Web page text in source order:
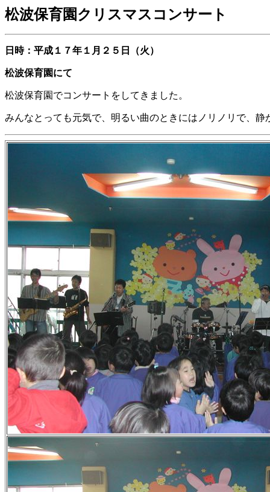
松波保育園クリスマスコンサート
日時：平成１７年１月２５日（火）
松波保育園にて
松波保育園でコンサートをしてきました。
みんなとっても元気で、明るい曲のときにはノリノリで、